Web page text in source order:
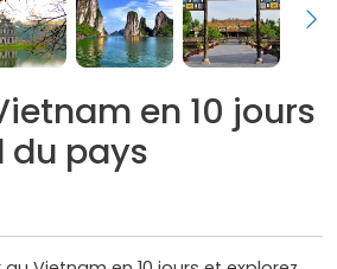
en 10 jours
du pays